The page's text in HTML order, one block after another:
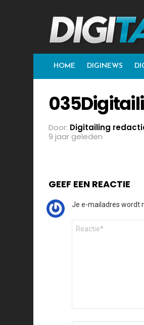
HOME DIGINEWS
Door: Digitailing
9 jaar geleden
GEEF EEN REACTIE
Je e-mailadres wordt
Reactie